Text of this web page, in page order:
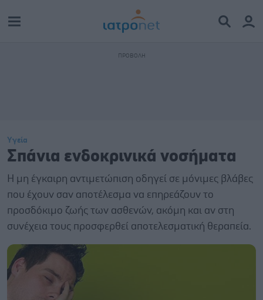
Υγεία
Σπάνια ενδοκρινικά νοσήματα
Η μη έγκαιρη αντιμετώπιση οδηγεί σε μόνιμες βλάβες
που έχουν σαν αποτέλεσμα να επηρεάζουν το
προσδόκιμο ζωής των ασθενών, ακόμη και αν στη
συνέχεια τους προσφερθεί αποτελεσματική θεραπεία.